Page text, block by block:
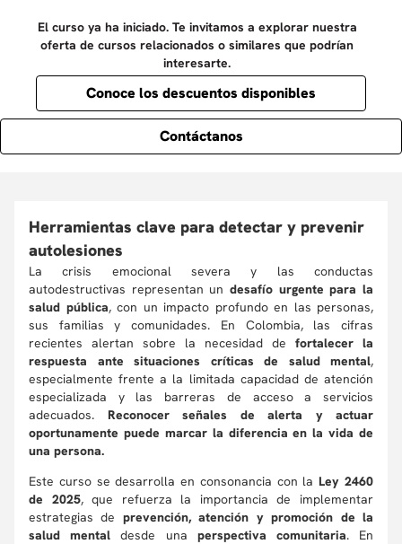
El curso ya ha iniciado. Te invitamos a explorar nuestra
oferta de cursos relacionados o similares que podrían
interesarte.
Conoce los descuentos disponibles
Contáctanos
Herramientas clave para detectar y prevenir
autolesiones
La crisis emocional severa y las conductas
autodestructivas representan un desafío urgente para la
salud pública, con un impacto profundo en las personas,
sus familias y comunidades. En Colombia, las cifras
recientes alertan sobre la necesidad de fortalecer la
respuesta ante situaciones críticas de salud mental,
especialmente frente a la limitada capacidad de atención
especializada y las barreras de acceso a servicios
adecuados. Reconocer señales de alerta y actuar
oportunamente puede marcar la diferencia en la vida de
una persona.
Este curso se desarrolla en consonancia con laLey 2460
de 2025, que refuerza la importancia de implementar
estrategias de prevención, atención y promoción de la
salud mental desde una perspectiva comunitaria. En